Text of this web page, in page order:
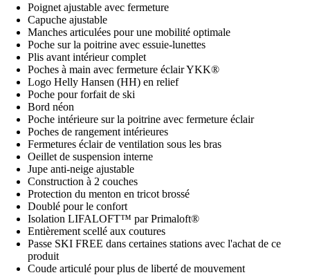
Poignet ajustable avec fermeture
Capuche ajustable
Manches articulées pour une mobilité optimale
Poche sur la poitrine avec essuie-lunettes
Plis avant intérieur complet
Poches à main avec fermeture éclair YKK®
Logo Helly Hansen (HH) en relief
Poche pour forfait de ski
Bord néon
Poche intérieure sur la poitrine avec fermeture éclair
Poches de rangement intérieures
Fermetures éclair de ventilation sous les bras
Oeillet de suspension interne
Jupe anti-neige ajustable
Construction à 2 couches
Protection du menton en tricot brossé
Doublé pour le confort
Isolation LIFALOFT™ par Primaloft®
Entièrement scellé aux coutures
Passe SKI FREE dans certaines stations avec l'achat de ce
produit
Coude articulé pour plus de liberté de mouvement